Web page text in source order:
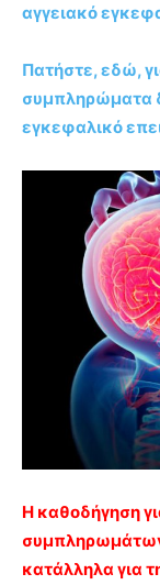
αγγειακό
Πατήστε, εδώ,
συμπληρώματα
εγκεφαλικό
Η καθοδήγηση
κατάλληλα για